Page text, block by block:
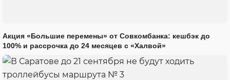
Акция «Большие перемены» от Совкомбанка: кешбэк до
100% и рассрочка до 24 месяцев с «Халвой»